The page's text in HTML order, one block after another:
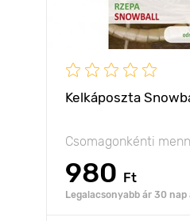
Kelkáposzta
Csomagonkénti
980 Ft
Legalacsonyabb ár 30